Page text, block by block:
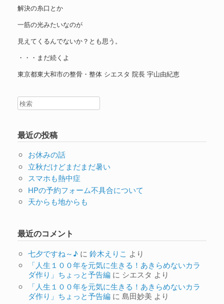
解決の糸口とか
一筋の光みたいなのが
見えてくるんでないか？とも思う。
・・・まだ続くよ
東京都東大和市の整骨・整体 シエスタ 院長 宇山由紀恵
最近の投稿
お休みの話
立秋だけどまだまだ暑い
スマホも熱中症
HPの予約フォーム不具合について
天からも地からも
最近のコメント
七夕ですね～♪に 鈴木えりこ より
「人生１００年を元気に生きる！あきらめないカラ
ダ作り」ちょっと予告編に シエスタ より
「人生１００年を元気に生きる！あきらめないカラ
ダ作り」ちょっと予告編に 島田妙美 より